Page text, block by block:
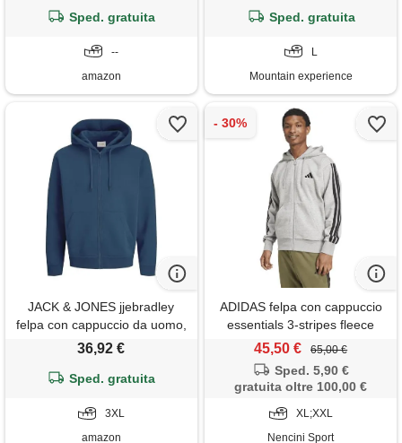
greenery), xs
Sped. gratuita
--
amazon
Sped. gratuita
L
Mountain experience
JACK & JONES jjebradley
felpa con cappuccio da uomo,
insignia blue, xxxl
36,92 €
Sped. gratuita
3XL
amazon
ADIDAS felpa con cappuccio
essentials 3-stripes fleece
giacca uomo
45,50 € 65,00 €
Sped. 5,90 €
gratuita oltre 100,00 €
XL;XXL
Nencini Sport